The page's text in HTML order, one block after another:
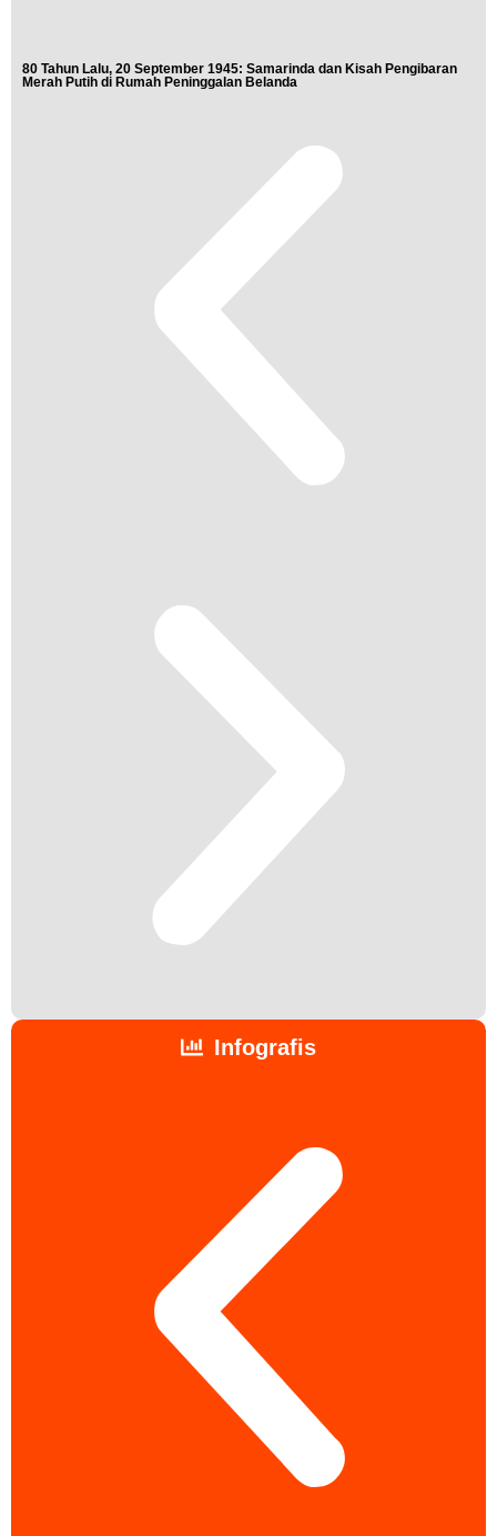
80 Tahun Lalu, 20 September 1945: Samarinda dan Kisah Pengibaran
Merah Putih di Rumah Peninggalan Belanda
Infografis